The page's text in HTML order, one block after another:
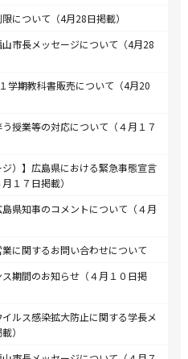
について（4月28日掲載）
山市長メッセージについて（4月28
学期教科書販売について（4月20
授業等の対応について（４月１７
ジ）】広島県における緊急事態宣言
１７日掲載）
島県知事のコメントについて（４月
に関するお問い合わせについて
ス期間のお知らせ（４月１０日掲
イルス感染拡大防止に関する学長メ
）